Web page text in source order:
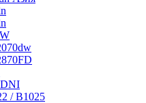
/ B1025